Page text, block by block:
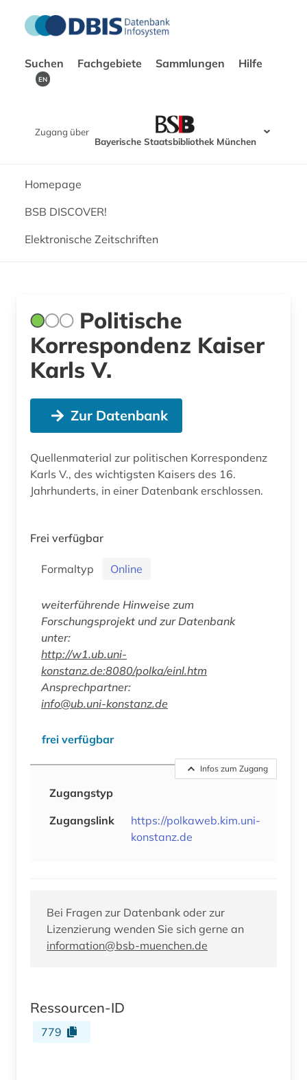
Suchen Fachgebiete Sammlungen Hilfe
EN
Zugang über
Bayerische Staatsbibliothek München
Homepage
BSB DISCOVER!
Elektronische Zeitschriften
Politische
Korrespondenz Kaiser
Karls V.
Zur Datenbank
Quellenmaterial zur politischen Korrespondenz
Karls V., des wichtigsten Kaisers des 16.
Jahrhunderts, in einer Datenbank erschlossen.
Frei verfügbar
Formaltyp Online
weiterführende Hinweise zum
Forschungsprojekt und zur Datenbank
unter:
http://w1.ub.uni-
konstanz.de:8080/polka/einl.htm
Ansprechpartner:
info@ub.uni-konstanz.de
frei verfügbar
Infos zum Zugang
Zugangstyp
Zugangslink
https://polkaweb.kim.uni-
konstanz.de
Bei Fragen zur Datenbank oder zur
Lizenzierung wenden Sie sich gerne an
information@bsb-muenchen.de
Ressourcen-ID
779